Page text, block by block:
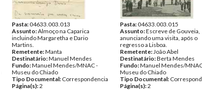
Pasta:04633.003.013
Assunto:Almoço na Caparica
incluindo Margaretha e Dario
Martins.
Remetente:Manta
Destinatário:Manuel Mendes
Fundo:Manuel Mendes/MNAC -
Museu do Chiado
Tipo Documental: Correspondencia
Página(s):2
Pasta:04633.003.015
Assunto:Escreve de Gouveia,
anunciando uma visita, após o
regresso a Lisboa.
Remetente:João Abel
Destinatário:Berta Mendes
Fundo:Manuel Mendes/
Museu do Chiado
Tipo Documental:
Página(s):2